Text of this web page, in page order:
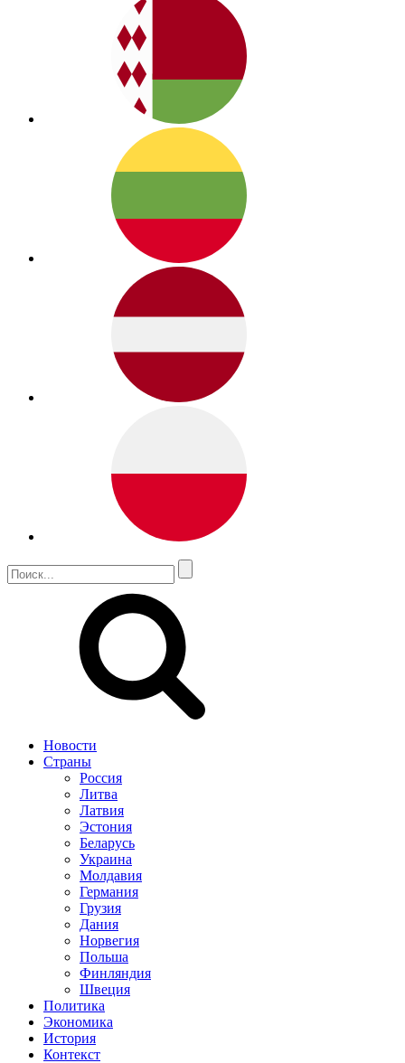
Новости
Страны
Россия
Литва
Латвия
Эстония
Беларусь
Украина
Молдавия
Германия
Грузия
Дания
Норвегия
Польша
Финляндия
Швеция
Политика
Экономика
История
Контекст